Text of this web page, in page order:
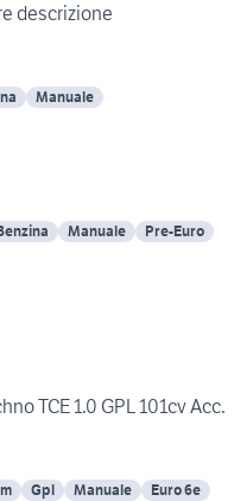
descrizione
Manuale
Manuale Pre-Euro
TCE 1.0 GPL 101cv Acc.
Gpl Manuale Euro 6e